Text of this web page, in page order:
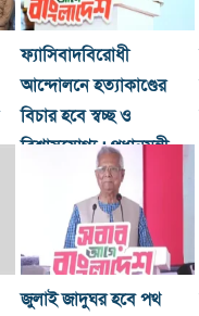
ফ্যাসিবাদবিরোধী
আন্দোলনে হত্যাকাণ্ডের
বিচার হবে স্বচ্ছ ও
বিশ্বাসযোগ্য : প্রধানমন্ত্রী
জুলাই জাদুঘর হবে পথ